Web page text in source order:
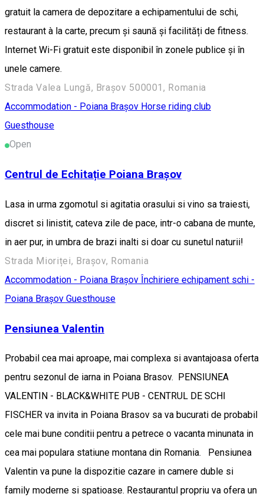
gratuit la camera de depozitare a echipamentului de schi,
restaurant à la carte, precum și saună și facilități de fitness.
Internet Wi-Fi gratuit este disponibil în zonele publice și în
unele camere.
Strada Valea Lungă, Brașov 500001, Romania
Accommodation - Poiana Brașov Horse riding club
Guesthouse
Open
Centrul de Echitație Poiana Brașov
Lasa in urma zgomotul si agitatia orasului si vino sa traiesti,
discret si linistit, cateva zile de pace, intr-o cabana de munte,
in aer pur, in umbra de brazi inalti si doar cu sunetul naturii!
Strada Mioriței, Brașov, Romania
Accommodation - Poiana Brașov Închiriere echipament schi -
Poiana Brașov Guesthouse
Pensiunea Valentin
Probabil cea mai aproape, mai complexa si avantajoasa oferta
pentru sezonul de iarna in Poiana Brasov. PENSIUNEA
VALENTIN - BLACK&WHITE PUB - CENTRUL DE SCHI
FISCHER va invita in Poiana Brasov sa va bucurati de probabil
cele mai bune conditii pentru a petrece o vacanta minunata in
cea mai populara statiune montana din Romania. Pensiunea
Valentin va pune la dispozitie cazare in camere duble si
family moderne si spatioase. Restaurantul propriu va ofera un